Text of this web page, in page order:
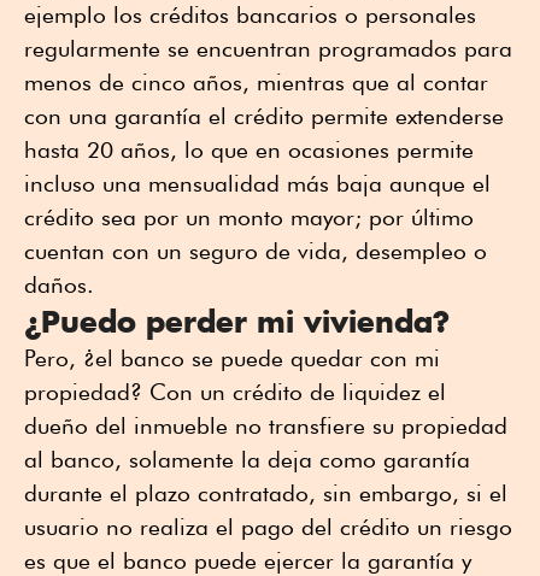
ejemplo los créditos bancarios o personales
regularmente se encuentran programados para
menos de cinco años, mientras que al contar
con una garantía el crédito permite extenderse
hasta 20 años, lo que en ocasiones permite
incluso una mensualidad más baja aunque el
crédito sea por un monto mayor; por último
cuentan con un seguro de vida, desempleo o
daños.
¿Puedo perder mi vivienda?
Pero, ¿el banco se puede quedar con mi
propiedad? Con un crédito de liquidez el
dueño del inmueble no transfiere su propiedad
al banco, solamente la deja como garantía
durante el plazo contratado, sin embargo, si el
usuario no realiza el pago del crédito un riesgo
es que el banco puede ejercer la garantía y